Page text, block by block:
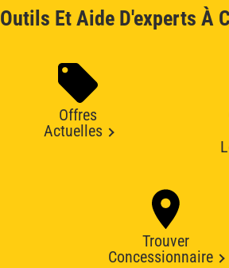
Outils Et Aide D'experts À
Offres
Actuelles
Trouver
Concessionnaire